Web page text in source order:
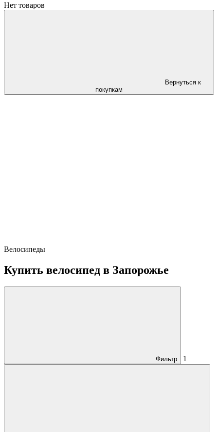
Нет товаров
Вернуться к
покупкам
Велосипеды
Купить велосипед в Запорожье
Фильтр 1